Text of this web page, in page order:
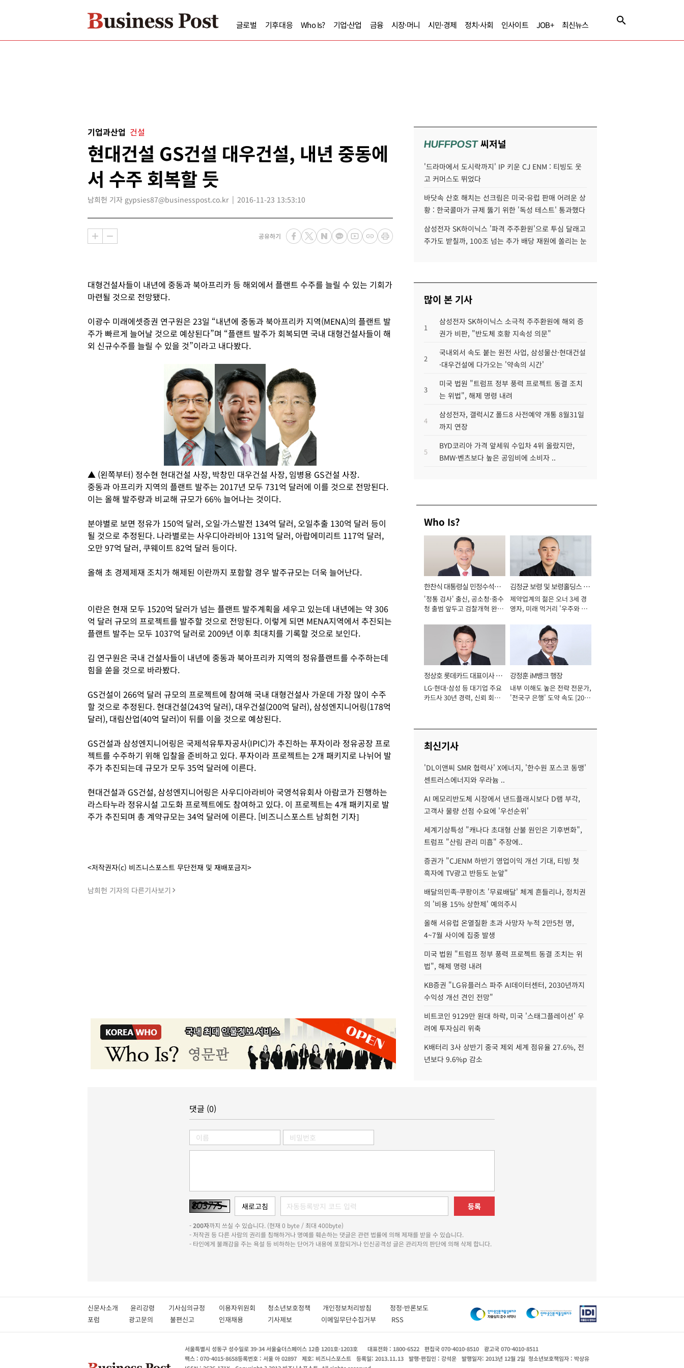
글로벌 기후대응 Who Is? 기업·산업 금융 시장·머니 시민·경제 정치·사회 인사이트 JOB+ 최신뉴스
기업과산업 건설
현대건설 GS건설 대우건설, 내년 중동에
서 수주 회복할 듯
남희헌 기자 gypsies87@businesspost.co.kr 2016-11-23 13:53:10
공유하기
대형건설사들이 내년에 중동과 북아프리카 등 해외에서 플랜트 수주를 늘릴 수 있는 기회가
마련될 것으로 전망됐다.
이광수 미래에셋증권 연구원은 23일 “내년에 중동과 북아프리카 지역(MENA)의 플랜트 발
주가 빠르게 늘어날 것으로 예상된다”며 “플랜트 발주가 회복되면 국내 대형건설사들이 해
외 신규수주를 늘릴 수 있을 것”이라고 내다봤다.
▲ (왼쪽부터) 정수현 현대건설 사장, 박창민 대우건설 사장, 임병용 GS건설 사장.
중동과 아프리카 지역의 플랜트 발주는 2017년 모두 731억 달러에 이를 것으로 전망된다.
이는 올해 발주량과 비교해 규모가 66% 늘어나는 것이다.
분야별로 보면 정유가 150억 달러, 오일·가스발전 134억 달러, 오일추출 130억 달러 등이
될 것으로 추정된다. 나라별로는 사우디아라비아 131억 달러, 아랍에미리트 117억 달러,
오만 97억 달러, 쿠웨이트 82억 달러 등이다.
올해 초 경제제재 조치가 해제된 이란까지 포함할 경우 발주규모는 더욱 늘어난다.
이란은 현재 모두 1520억 달러가 넘는 플랜트 발주계획을 세우고 있는데 내년에는 약 306
억 달러 규모의 프로젝트를 발주할 것으로 전망된다. 이렇게 되면 MENA지역에서 추진되는
플랜트 발주는 모두 1037억 달러로 2009년 이후 최대치를 기록할 것으로 보인다.
김 연구원은 국내 건설사들이 내년에 중동과 북아프리카 지역의 정유플랜트를 수주하는데
힘을 쏟을 것으로 바라봤다.
GS건설이 266억 달러 규모의 프로젝트에 참여해 국내 대형건설사 가운데 가장 많이 수주
할 것으로 추정된다. 현대건설(243억 달러), 대우건설(200억 달러), 삼성엔지니어링(178억
달러), 대림산업(40억 달러)이 뒤를 이을 것으로 예상된다.
GS건설과 삼성엔지니어링은 국제석유투자공사(IPIC)가 추진하는 푸자이라 정유공장 프로
젝트를 수주하기 위해 입찰을 준비하고 있다. 푸자이라 프로젝트는 2개 패키지로 나뉘어 발
주가 추진되는데 규모가 모두 35억 달러에 이른다.
현대건설과 GS건설, 삼성엔지니어링은 사우디아라비아 국영석유회사 아람코가 진행하는
라스타누라 정유시설 고도화 프로젝트에도 참여하고 있다. 이 프로젝트는 4개 패키지로 발
주가 추진되며 총 계약규모는 34억 달러에 이른다. [비즈니스포스트 남희헌 기자]
<저작권자(c) 비즈니스포스트 무단전재 및 재배포금지>
남희헌 기자의 다른기사보기
HUFFPOST씨저널
'드라마에서 도시락까지' IP 키운 CJ ENM : 티빙도 웃
고 커머스도 뛰었다
바닷속 산호 해치는 선크림은 미국·유럽 판매 어려운 상
황 : 한국콜마가 규제 뚫기 위한 '독성 테스트' 통과했다
삼성전자 SK하이닉스 '파격 주주환원'으로 투심 달래고
주가도 받칠까, 100조 넘는 추가 배당 재원에 쏠리는 눈
많이 본 기사
1
삼성전자 SK하이닉스 소극적 주주환원에 해외 증
권가 비판, "반도체 호황 지속성 의문"
2
국내외서 속도 붙는 원전 사업, 삼성물산·현대건설
·대우건설에 다가오는 '약속의 시간'
3
미국 법원 "트럼프 정부 풍력 프로젝트 동결 조치
는 위법", 해제 명령 내려
4
삼성전자, 갤럭시Z 폴드8 사전예약 개통 8월31일
까지 연장
5
BYD코리아 가격 앞세워 수입차 4위 올랐지만,
BMW·벤츠보다 높은 공임비에 소비자 ..
Who Is?
한찬식 대통령실 민정수석비
서관
'정통 검사' 출신, 공소청·중수
청 출범 앞두고 검찰개혁 완수
김정균 보령 및 보령홀딩스 대
표이사 사장
제약업계의 젊은 오너 3세 경
영자, 미래 먹거리 '우주와 헬
정상호 롯데카드 대표이사 사
장
LG·현대·삼성 등 대기업 주요
카드사 30년 경력, 신뢰 회복
강정훈 iM뱅크 행장
내부 이해도 높은 전략 전문가,
'전국구 은행' 도약 속도 [2026
최신기사
'DL이앤씨 SMR 협력사' X에너지, '한수원 포스코 동맹'
센트러스에너지와 우라늄 ..
AI 메모리반도체 시장에서 낸드플래시보다 D램 부각,
고객사 물량 선점 수요에 '우선순위'
세계기상특성 "캐나다 초대형 산불 원인은 기후변화",
트럼프 "산림 관리 미흡" 주장에..
증권가 "CJENM 하반기 영업이익 개선 기대, 티빙 첫
흑자에 TV광고 반등도 눈앞"
배달의민족·쿠팡이츠 '무료배달' 체계 흔들리나, 정치권
의 '비용 15% 상한제' 예의주시
올해 서유럽 온열질환 초과 사망자 누적 2만5천 명,
4~7월 사이에 집중 발생
미국 법원 "트럼프 정부 풍력 프로젝트 동결 조치는 위
법", 해제 명령 내려
KB증권 "LG유플러스 파주 AI데이터센터, 2030년까지
수익성 개선 견인 전망"
비트코인 9129만 원대 하락, 미국 '스태그플레이션' 우
려에 투자심리 위축
K배터리 3사 상반기 중국 제외 세계 점유율 27.6%, 전
년보다 9.6%p 감소
댓글 (0)
등록
-200자까지 쓰실 수 있습니다. (현재 0 byte / 최대 400byte)
- 저작권 등 다른 사람의 권리를 침해하거나 명예를 훼손하는 댓글은 관련 법률에 의해 제재를 받을 수 있습니다.
- 타인에게 불쾌감을 주는 욕설 등 비하하는 단어가 내용에 포함되거나 인신공격성 글은 관리자의 판단에 의해 삭제 합니다.
신문사소개 윤리강령 기사심의규정 이용자위원회 청소년보호정책 개인정보처리방침 정정·반론보도
포럼
광고문의 불편신고 인재채용 기사제보 이메일무단수집거부 RSS
서울특별시 성동구 성수일로 39-34 서울숲더스페이스 12층 1201호-1203호 대표전화 : 1800-6522 편집국 070-4010-8510
광고국 070-4010-8511
팩스 : 070-4015-8658등록번호 : 서울 아 02897 제호: 비즈니스포스트 등록일: 2013.11.13 발행·편집인 : 강석운 발행일자: 2013년 12월 2일 청소년보호책임자 : 박상유